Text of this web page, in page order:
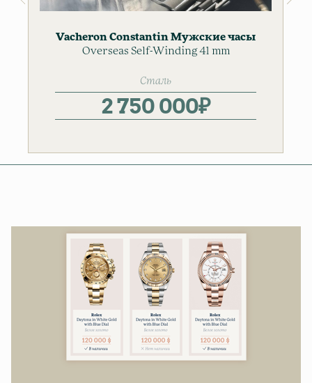
Vacheron Constantin Мужские часы
Overseas Self-Winding 41 mm
Сталь
2 750 000₽